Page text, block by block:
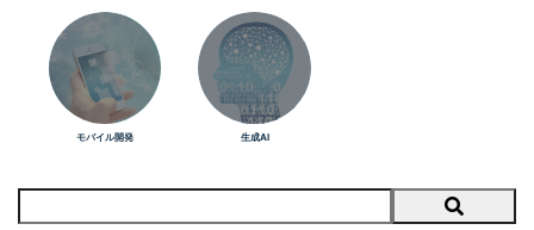
モバイル開発 生成AI
Search